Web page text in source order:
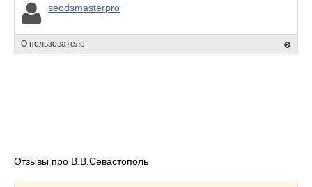
seodsmasterpro
О пользователе
Отзывы про В.В.Севастополь